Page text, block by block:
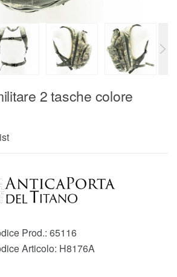
2 tasche colore
Prod.: 65116
Articolo: H8176A